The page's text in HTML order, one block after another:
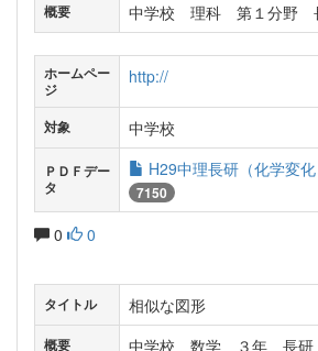
概要 中学校 理科 第１分野
ホームペー
ジ
http://
対象 中学校
ＰＤＦデー
タ
H29中理長研（化学変
7150
0 0
タイトル 相似な図形
概要 中学校 数学 ３年 長研